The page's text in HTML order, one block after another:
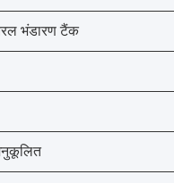
भंडारण टैंक